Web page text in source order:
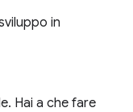
in
Hai a che fare